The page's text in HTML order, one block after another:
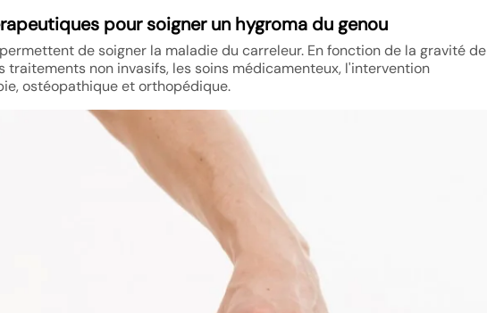
pour soigner un hygroma du genou
de soigner la maladie du carreleur. En fonction de la gravité de
traitements non invasifs, les soins médicamenteux, l'intervention
ostéopathique et orthopédique.